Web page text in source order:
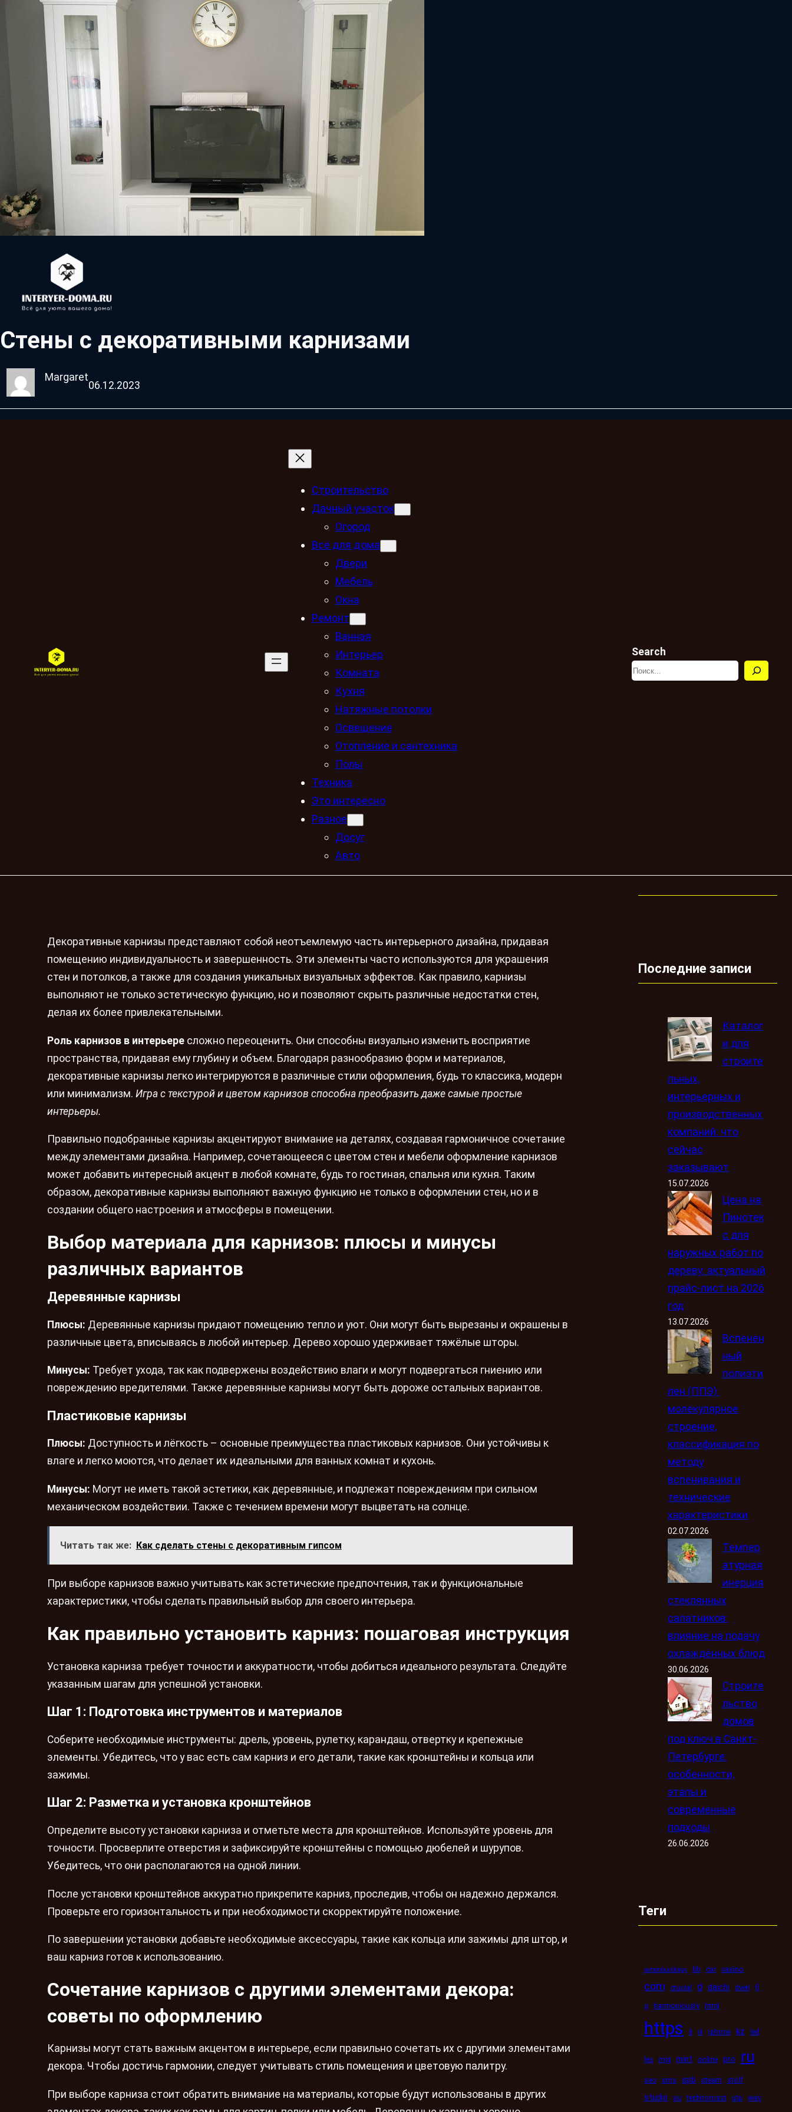
Стены с декоративными карнизами
Margaret
06.12.2023
Строительство
Дачный участок
Огород
Всё для дома
Двери
Мебель
Окна
Ремонт
Ванная
Интерьер
Комната
Кухня
Натяжные потолки
Освещение
Отопление и сантехника
Полы
Техника
Это интересно
Разное
Досуг
Авто
Search
Декоративные карнизы представляют собой неотъемлемую часть интерьерного дизайна, придавая
помещению индивидуальность и завершенность. Эти элементы часто используются для украшения
стен и потолков, а также для создания уникальных визуальных эффектов. Как правило, карнизы
выполняют не только эстетическую функцию, но и позволяют скрыть различные недостатки стен,
делая их более привлекательными.
Роль карнизов в интерьере сложно переоценить. Они способны визуально изменить восприятие
пространства, придавая ему глубину и объем. Благодаря разнообразию форм и материалов,
декоративные карнизы легко интегрируются в различные стили оформления, будь то классика, модерн
или минимализм. Игра с текстурой и цветом карнизов способна преобразить даже самые простые
интерьеры.
Правильно подобранные карнизы акцентируют внимание на деталях, создавая гармоничное сочетание
между элементами дизайна. Например, сочетающееся с цветом стен и мебели оформление карнизов
может добавить интересный акцент в любой комнате, будь то гостиная, спальня или кухня. Таким
образом, декоративные карнизы выполняют важную функцию не только в оформлении стен, но и в
создании общего настроения и атмосферы в помещении.
Выбор материала для карнизов: плюсы и минусы
различных вариантов
Деревянные карнизы
Плюсы: Деревянные карнизы придают помещению тепло и уют. Они могут быть вырезаны и окрашены в
различные цвета, вписываясь в любой интерьер. Дерево хорошо удерживает тяжёлые шторы.
Минусы: Требует ухода, так как подвержены воздействию влаги и могут подвергаться гниению или
повреждению вредителями. Также деревянные карнизы могут быть дороже остальных вариантов.
Пластиковые карнизы
Плюсы: Доступность и лёгкость – основные преимущества пластиковых карнизов. Они устойчивы к
влаге и легко моются, что делает их идеальными для ванных комнат и кухонь.
Минусы: Могут не иметь такой эстетики, как деревянные, и подлежат повреждениям при сильном
механическом воздействии. Также с течением времени могут выцветать на солнце.
Читать так же: Как сделать стены с декоративным гипсом
При выборе карнизов важно учитывать как эстетические предпочтения, так и функциональные
характеристики, чтобы сделать правильный выбор для своего интерьера.
Как правильно установить карниз: пошаговая инструкция
Установка карниза требует точности и аккуратности, чтобы добиться идеального результата. Следуйте
указанным шагам для успешной установки.
Шаг 1: Подготовка инструментов и материалов
Соберите необходимые инструменты: дрель, уровень, рулетку, карандаш, отвертку и крепежные
элементы. Убедитесь, что у вас есть сам карниз и его детали, такие как кронштейны и кольца или
зажимы.
Шаг 2: Разметка и установка кронштейнов
Определите высоту установки карниза и отметьте места для кронштейнов. Используйте уровень для
точности. Просверлите отверстия и зафиксируйте кронштейны с помощью дюбелей и шурупов.
Убедитесь, что они располагаются на одной линии.
После установки кронштейнов аккуратно прикрепите карниз, проследив, чтобы он надежно держался.
Проверьте его горизонтальность и при необходимости скорректируйте положение.
По завершении установки добавьте необходимые аксессуары, такие как кольца или зажимы для штор, и
ваш карниз готов к использованию.
Сочетание карнизов с другими элементами декора:
советы по оформлению
Карнизы могут стать важным акцентом в интерьере, если правильно сочетать их с другими элементами
декора. Чтобы достичь гармонии, следует учитывать стиль помещения и цветовую палитру.
При выборе карниза стоит обратить внимание на материалы, которые будут использованы в других
Последние записи
Каталог
и для
строите
льных,
интерьерных и
производственных
компаний: что
сейчас
заказывают
15.07.2026
Цена на
Пинотек
с для
наружных работ по
дереву: актуальный
прайс-лист на 2026
год
13.07.2026
Вспенен
ный
полиэти
лен (ППЭ):
молекулярное
строение,
классификация по
методу
вспенивания и
технические
характеристики
02.07.2026
Темпер
атурная
инерция
стеклянных
салатников:
влияние на подачу
охлаждённых блюд
30.06.2026
Строите
льство
домов
под ключ в Санкт-
Петербурге:
особенности,
этапы и
современные
подходы
26.06.2026
Теги
astronbuildings bb car casino
com crucial d daichi dveri fi
g harmoniously html
https ii iii iphone kz led
les mig mint online pro ru
seo sms spb steam stolf
studio su technorosst utp was